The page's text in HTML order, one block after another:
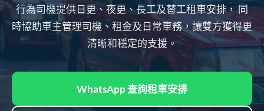
行為司機提供日更、夜更、長工及替工租車安排， 同
時協助車主管理司機、租金及日常車務，讓雙方獲得更
清晰和穩定的支援。
WhatsApp 查詢租車安排